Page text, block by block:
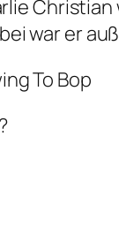
war er
To Bop